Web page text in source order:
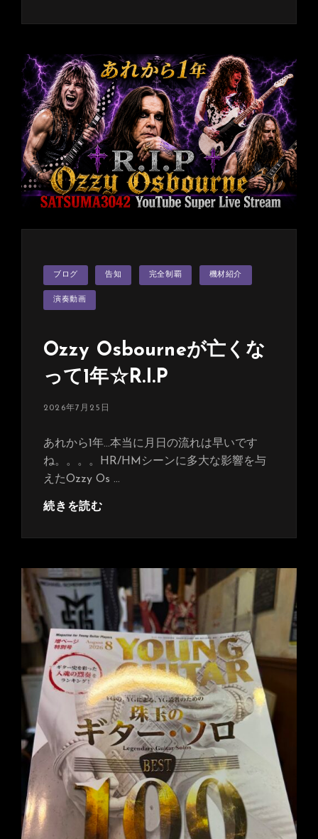
い
一
週
間
後
は！
そ
し
て
KORG
ん
ら
に
♪
カ
ゴ
ー
ブログ 告知 完全制覇 機材紹介
演奏動画
Ozzy Osbourneが亡くな
って1年☆R.I.P
投
2026年7月25日
あれから1年…本当に月日の流れは早いです
ね。。。。HR/HMシーンに多大な影響を与
えたOzzy Os …
続きを読む
が
く
て
1
☆R.I.P